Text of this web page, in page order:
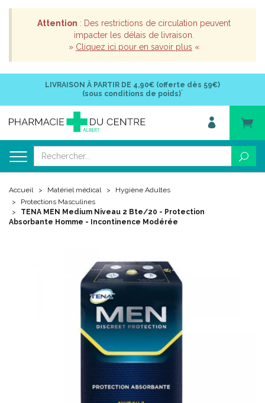
Attention : Des restrictions de circulation peuvent
impacter les délais de livraison.
» Cliquez ici pour en savoir plus «
LIVRAISON À PARTIR DE 4,90€ (offerte dès 59€)
(sous conditions de poids)*
Accueil Matériel médical
Hygiène Adultes
Protections Masculines
TENA MEN Medium Niveau 2 Bte/20 - Protection
Absorbante Homme - Incontinence Modérée